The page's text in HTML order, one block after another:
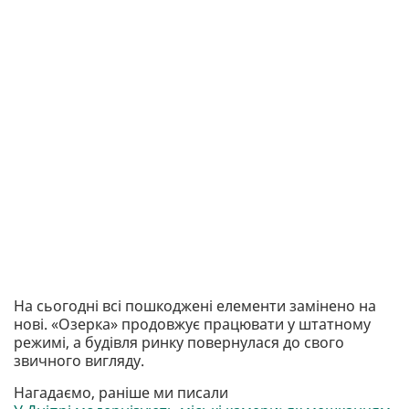
На сьогодні всі пошкоджені елементи замінено на
нові. «Озерка» продовжує працювати у штатному
режимі, а будівля ринку повернулася до свого
звичного вигляду.
Нагадаємо, раніше ми писали